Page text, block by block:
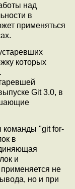
над
в
применяться
которых
Git 3.0, в
команды "git for-
в
и
не
но и при